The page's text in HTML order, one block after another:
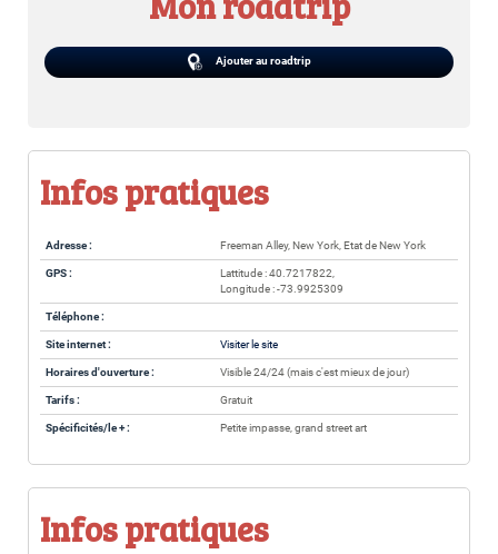
Ajouter au roadtrip
Infos pratiques
Adresse : Freeman Alley, New York, Etat de New York
GPS :
Lattitude : 40.7217822,
Longitude : -73.9925309
Téléphone :
Site internet : Visiter le site
Horaires d'ouverture : Visible 24/24 (mais c'est mieux de jour)
Tarifs : Gratuit
Spécificités/le + : Petite impasse, grand street art
Infos pratiques